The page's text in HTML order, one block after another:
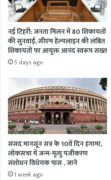
नई टिहरी: जनता मिलन में 80 शिकायतों
की सुनवाई, सीएम हेल्पलाइन की लंबित
शिकायतों पर आयुक्त आनंद स्वरूप सख्त
5 days ago
संसद मानसून सत्र के 10वें दिन हंगामा,
लोकसभा में जन्म-मृत्यु पंजीकरण
संशोधन विधेयक पास , जाने
1 week ago